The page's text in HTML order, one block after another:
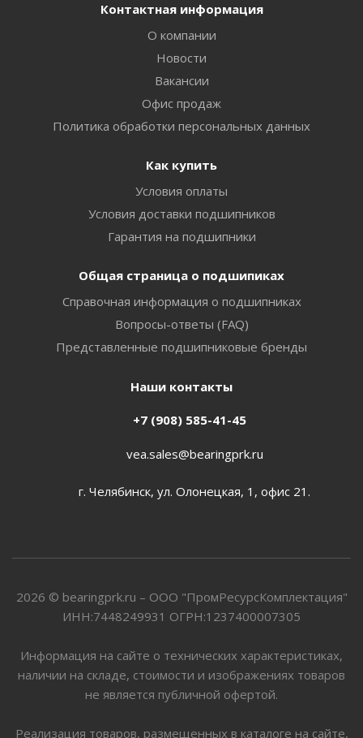
Контактная информация
О компании
Новости
Вакансии
Офис продаж
Политика обработки персональных данных
Как купить
Условия оплаты
Условия доставки подшипников
Гарантия на подшипники
Общая страница о подшипиках
Справочная информация о подшипниках
Вопросы-ответы (FAQ)
Представленные подшипниковые бренды
Наши контакты
+7 (908) 585-41-45
vea.sales@bearingprk.ru
г. Челябинск, ул. Олонецкая, 1, офис 21.
2026 © bearingprk.ru – ООО "ПромРесурсКомплектация"
ИНН:7448249931 ОГРН:1237400007305
Информация на сайте о технических характеристиках,
наличии на складе, стоимости и изображениях товаров
не является публичной офертой.
Реализация товаров, размещенных в каталоге на сайте,